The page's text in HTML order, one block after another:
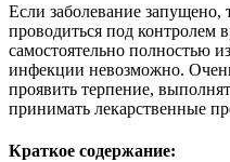
Если заболевание запущено,
проводиться под контролем
самостоятельно полностью
инфекции невозможно.
проявить терпение,
принимать лекарственные
Краткое содержание: